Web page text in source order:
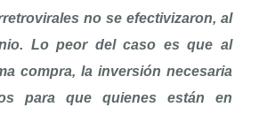
no se efectivizaron, al
Lo peor del caso es que al
compra, la inversión necesaria
para que quienes están en